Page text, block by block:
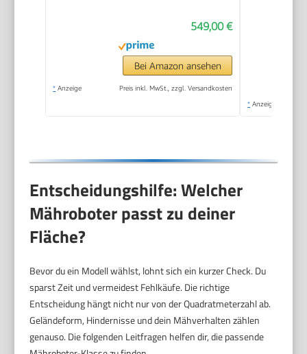
549,00 €
Bei Amazon ansehen
* Anzeige
Preis inkl. MwSt., zzgl. Versandkosten
* Anzeige
Entscheidungshilfe: Welcher
Mähroboter passt zu deiner
Fläche?
Bevor du ein Modell wählst, lohnt sich ein kurzer Check. Du
sparst Zeit und vermeidest Fehlkäufe. Die richtige
Entscheidung hängt nicht nur von der Quadratmeterzahl ab.
Geländeform, Hindernisse und dein Mähverhalten zählen
genauso. Die folgenden Leitfragen helfen dir, die passende